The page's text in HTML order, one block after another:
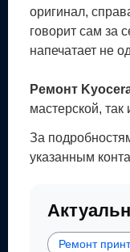
оригинал,
говорит сам за
напечатает не
Ремонт
мастерской,
За
указанным
Ремонт